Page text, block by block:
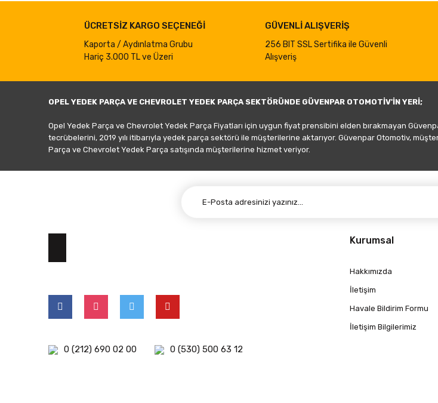
Ürün açıklamasında eksik bilgiler bulunuyor.
Ürün bilgilerinde hatalar bulunuyor.
Ürün fiyatı diğer sitelerden daha pahalı.
ÜCRETSİZ KARGO SEÇENEĞİ
Kaporta / Aydınlatma Grubu
Hariç 3.000 TL ve Üzeri
GÜVENLİ ALIŞVERİŞ
256 BIT SSL Sertifika ile Güvenli
Alışveriş
OPEL YEDEK PARÇA VE CHEVROLET YEDEK PARÇA SEKTÖRÜNDE GÜVENPAR OTOMOTİV'İN YERİ;
Opel Yedek Parça ve Chevrolet Yedek Parça Fiyatları için uygun fiyat prensibini elden bırakmayan
tecrübelerini, 2019 yılı itibarıyla yedek parça sektörü ile müşterilerine aktarıyor. Güvenpar Otomotiv,
Parça ve Chevrolet Yedek Parça satışında müşterilerine hizmet veriyor.
0 (212) 690 02 00 0 (530) 500 63 12
Kurumsal
Hakkımızda
İletişim
Havale Bildirim Formu
İletişim Bilgilerimiz